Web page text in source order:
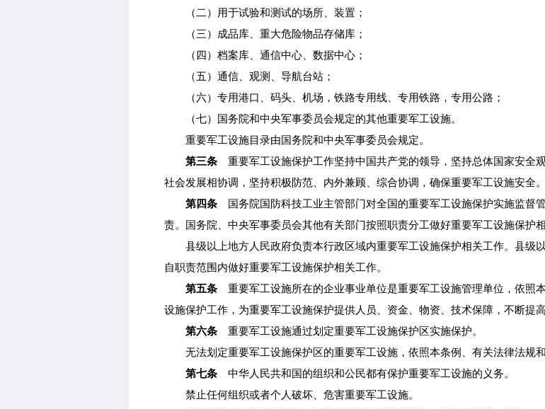
（二）用于试验和测试的场所、装置；
（三）成品库、重大危险物品存储库；
（四）档案库、通信中心、数据中心；
（五）通信、观测、导航台站；
（六）专用港口、码头、机场，铁路专用线、专用铁路，专用公路；
（七）国务院和中央军事委员会规定的其他重要军工设施。
重要军工设施目录由国务院和中央军事委员会规定。
第三条 重要军工设施保护工作坚持中国共产党的领导，坚持总体国家安全
社会发展相协调，坚持积极防范、内外兼顾、综合协调，确保重要军工设施安全。
第四条 国务院国防科技工业主管部门对全国的重要军工设施保护实施监督
责。国务院、中央军事委员会其他有关部门按照职责分工做好重要军工设施保护相
县级以上地方人民政府负责本行政区域内重要军工设施保护相关工作。县级
自职责范围内做好重要军工设施保护相关工作。
第五条 重要军工设施所在的企业事业单位是重要军工设施管理单位，依照
设施保护工作，为重要军工设施保护提供人员、资金、物资、技术保障，不断提
第六条 重要军工设施通过划定重要军工设施保护区实施保护。
无法划定重要军工设施保护区的重要军工设施，依照本条例、有关法律法规和
第七条 中华人民共和国的组织和公民都有保护重要军工设施的义务。
禁止任何组织或者个人破坏、危害重要军工设施。